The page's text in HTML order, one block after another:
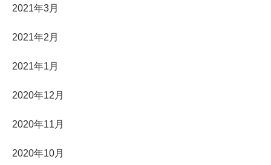
2021年3月
2021年2月
2021年1月
2020年12月
2020年11月
2020年10月